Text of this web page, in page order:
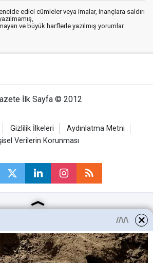
edici cümleler veya imalar, inançlara saldırı
ve büyük harflerle yazılmış yorumlar
İlk Sayfa © 2012
Gizlilik İlkeleri
Aydınlatma Metni
Verilerin Korunması